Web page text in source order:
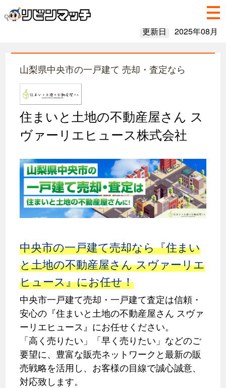
更新日 2025年08月
山梨県中央市の一戸建て 売却・査定なら
住まいと土地の不動産屋さん ス
ヴァーリエヒュース株式会社
中央市の一戸建て売却なら『住まい
と土地の不動産屋さん スヴァーリエ
ヒュース』にお任せ！
中央市一戸建て売却・一戸建て査定は信頼・
安心の『住まいと土地の不動産屋さん スヴァ
ーリエヒュース』にお任せください。
「高く売りたい」「早く売りたい」などのご
要望に、豊富な販売ネットワークと最新の販
売戦略を活用し、お客様の目線で誠心誠意、
対応致します。